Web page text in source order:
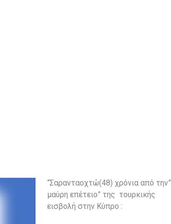
“Σαρανταοχτώ(48) χρόνια από την”
μαύρη επέτειο” της τουρκικής
εισβολή στην Κύπρο :